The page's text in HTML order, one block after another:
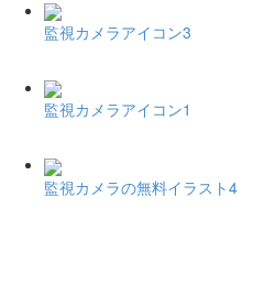
監視カメラアイコン3
監視カメラアイコン1
監視カメラの無料イラスト4